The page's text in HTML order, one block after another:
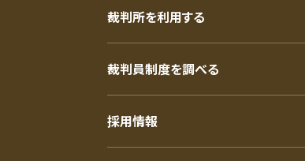
裁判所を利用する
裁判員制度を調べる
採用情報